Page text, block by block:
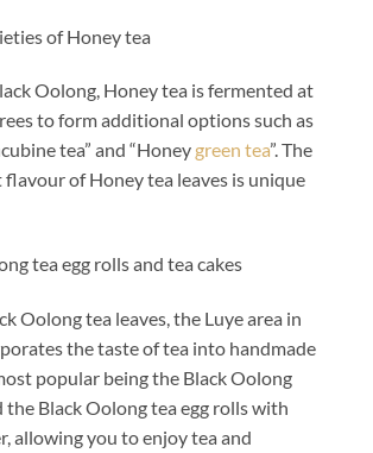
of Honey tea
Oolong, Honey tea is fermented at
to form additional options such as
tea” and “Honey green tea”. The
flavour of Honey tea leaves is unique
tea egg rolls and tea cakes
Oolong tea leaves, the Luye area in
the taste of tea into handmade
popular being the Black Oolong
the Black Oolong tea egg rolls with
allowing you to enjoy tea and